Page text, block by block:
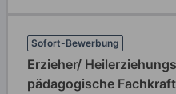
Sofort-Bewerbung
Erzieher/
pädagogische